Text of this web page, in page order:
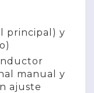
principal) y
manual y
ajuste